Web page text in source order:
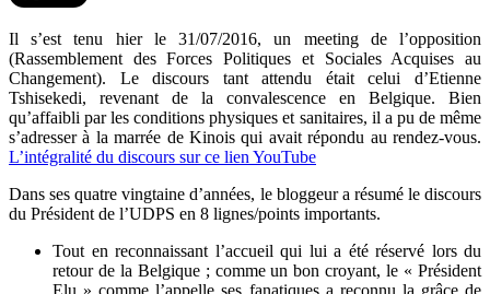
Il s’est tenu hier le 31/07/2016, un meeting de l’opposition
(Rassemblement des Forces Politiques et Sociales Acquises au
Changement). Le discours tant attendu était celui d’Etienne
Tshisekedi, revenant de la convalescence en Belgique. Bien
qu’affaibli par les conditions physiques et sanitaires, il a pu de même
s’adresser à la marrée de Kinois qui avait répondu au rendez-vous.
L’intégralité du discours sur ce lien YouTube
Dans ses quatre vingtaine d’années, le bloggeur a résumé le discours
du Président de l’UDPS en 8 lignes/points importants.
Tout en reconnaissant l’accueil qui lui a été réservé lors du
retour de la Belgique ; comme un bon croyant, le « Président
Elu » comme l’appelle ses fanatiques a reconnu la grâce de